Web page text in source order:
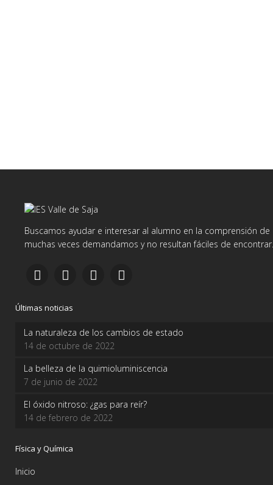
Buscamos ayudar e interesar al alumno en la comprensión
muchas veces demandamos y no resultan fáciles de encontrar.
Últimas noticias
La naturaleza de los cambios de estado
14 de octubre de 2022
La belleza de la quimioluminiscencia
7 de junio de 2022
El óxido nitroso: ¿gas para reír?
14 de febrero de 2022
Física y Química
Inicio